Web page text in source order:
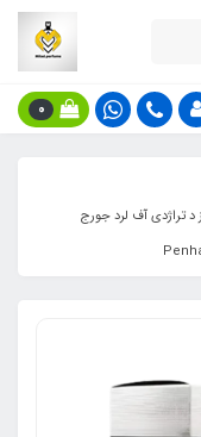
0
د تراژدی آف لرد جورج